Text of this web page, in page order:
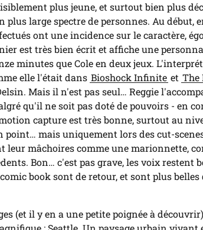
plus jeune, et surtout bien plus
plus large spectre de personnes. Au début,
ont une incidence sur le caractère,
est très bien écrit et affiche une
minutes que Cole en deux jeux.
elle l'était dans Bioshock Infinite et The
Mais il n'est pas seul… Reggie
qu'il ne soit pas doté de pouvoirs - en
capture est très bonne, surtout au
point… mais uniquement lors des cut-
leur mâchoires comme une marionnette,
Bon… c'est pas grave, les voix restent
book sont de retour, et sont plus belles
(et il y en a une petite poignée à